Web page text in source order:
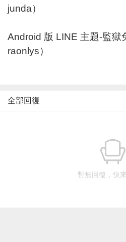
junda）
Android 版 LINE 主題-監獄
raonlys）
全部回復
暫無回復，快